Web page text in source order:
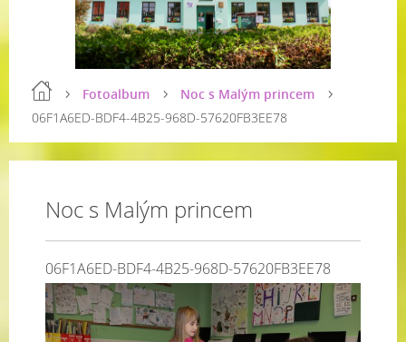
Fotoalbum
Noc s Malým princem
06F1A6ED-BDF4-4B25-968D-57620FB3EE78
Noc s Malým princem
06F1A6ED-BDF4-4B25-968D-57620FB3EE78